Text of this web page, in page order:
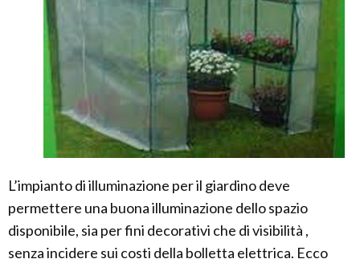
L’impianto di illuminazione per il giardino deve
permettere una buona illuminazione dello spazio
disponibile, sia per fini decorativi che di visibilità ,
senza incidere sui costi della bolletta elettrica. Ecco